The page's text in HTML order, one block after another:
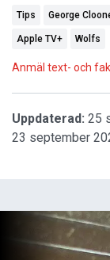
Tips George
Apple TV+ Wolfs
Anmäl text- och
Uppdaterad: 25
23 september